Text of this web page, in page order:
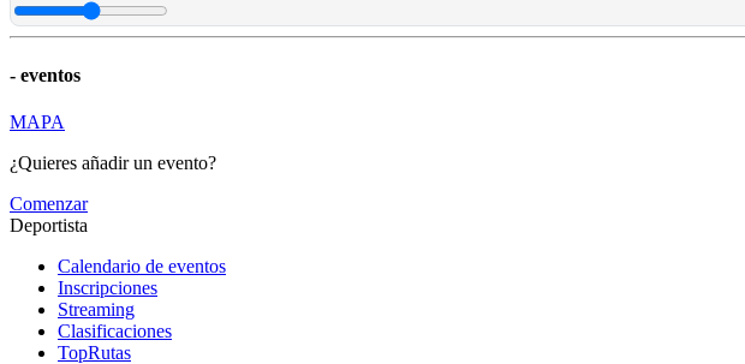
- eventos
MAPA
¿Quieres añadir un evento?
Comenzar
Deportista
Calendario de eventos
Inscripciones
Streaming
Clasificaciones
TopRutas